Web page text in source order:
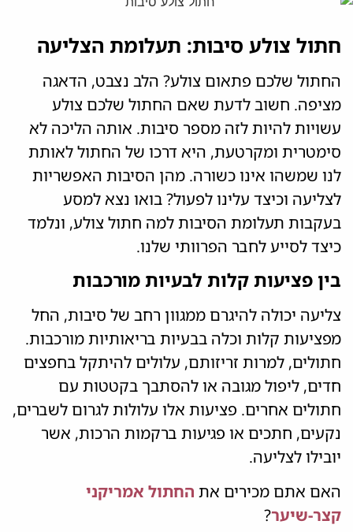
חתול צולע סיבות: תעלומת הצליעה
החתול שלכם פתאום צולע? הלב נצבט, הדאגה
מציפה. חשוב לדעת שאם החתול שלכם צולע
עשויות להיות לזה מספר סיבות. אותה הליכה לא
סימטרית ומקרטעת, היא דרכו של החתול לאותת
לנו שמשהו אינו כשורה. מהן הסיבות האפשריות
לצליעה וכיצד עלינו לפעול? בואו נצא למסע
בעקבות תעלומת הסיבות למה חתול צולע, ונלמד
כיצד לסייע לחבר הפרוותי שלנו.
בין פציעות קלות לבעיות מורכבות
צליעה יכולה להיגרם ממגוון רחב של סיבות, החל
מפציעות קלות וכלה בבעיות בריאותיות מורכבות.
חתולים, למרות זריזותם, עלולים להיתקל בחפצים
חדים, ליפול מגובה או להסתבך בקטטות עם
חתולים אחרים. פציעות אלו עלולות לגרום לשברים,
נקעים, חתכים או פגיעות ברקמות הרכות, אשר
יובילו לצליעה.
האם אתם מכירים את החתול אמריקני
קצר-שיער?